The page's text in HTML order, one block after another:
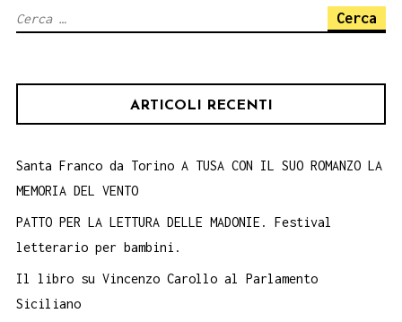
ex
Stazione
Marco
Marinella
e
Ricerca
ARTICOLI RECENTI
Santa Franco da Torino A TUSA CON IL SUO ROMANZO LA
MEMORIA DEL VENTO
PATTO PER LA LETTURA DELLE MADONIE. Festival
letterario per bambini.
Il libro su Vincenzo Carollo al Parlamento
Siciliano